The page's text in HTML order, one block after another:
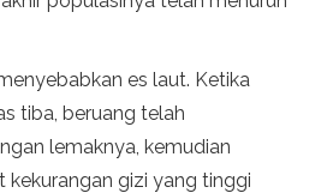
es laut. Ketika
tiba, beruang telah
lemaknya, kemudian
gizi yang tinggi